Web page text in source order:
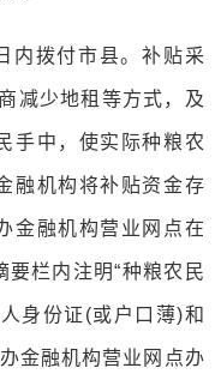
内拨付市县。补贴采
减少地租等方式，及
手中，使实际种粮农
融机构将补贴资金存
金融机构营业网点在
栏内注明“种粮农民
身份证(或户口薄)和
金融机构营业网点办